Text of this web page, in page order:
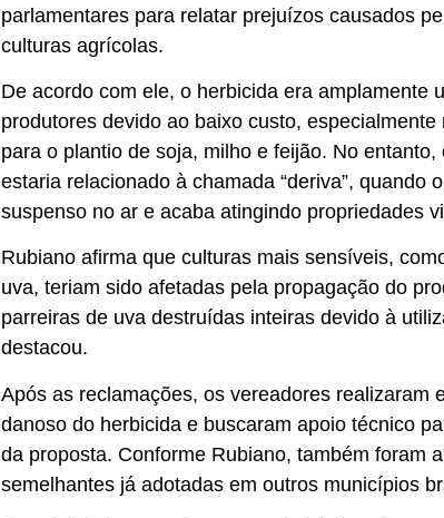
parlamentares para relatar prejuízos causados
culturas agrícolas.
De acordo com ele, o herbicida era amplamente
produtores devido ao baixo custo,
para o plantio de soja, milho e feijão. No
estaria relacionado à chamada “deriva”, quando
suspenso no ar e acaba atingindo propriedades
Rubiano afirma que culturas mais sensíveis,
uva, teriam sido afetadas pela propagação do
parreiras de uva destruídas inteiras devido à
destacou.
Após as reclamações, os vereadores realizaram
danoso do herbicida e buscaram apoio técnico
da proposta. Conforme Rubiano, também foram
semelhantes já adotadas em outros municípios